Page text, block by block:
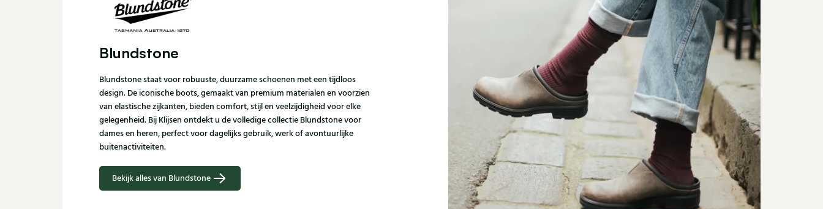
Blundstone
Blundstone staat voor robuuste, duurzame schoenen met een tijdloos
design. De iconische boots, gemaakt van premium materialen en voorzien
van elastische zijkanten, bieden comfort, stijl en veelzijdigheid voor elke
gelegenheid. Bij Klijsen ontdekt u de volledige collectie Blundstone voor
dames en heren, perfect voor dagelijks gebruik, werk of avontuurlijke
buitenactiviteiten.
Bekijk alles van Blundstone